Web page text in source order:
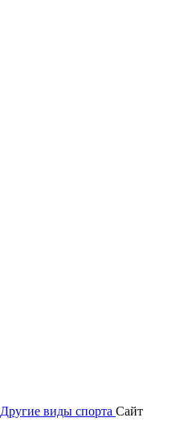
Другие виды спорта Сайт